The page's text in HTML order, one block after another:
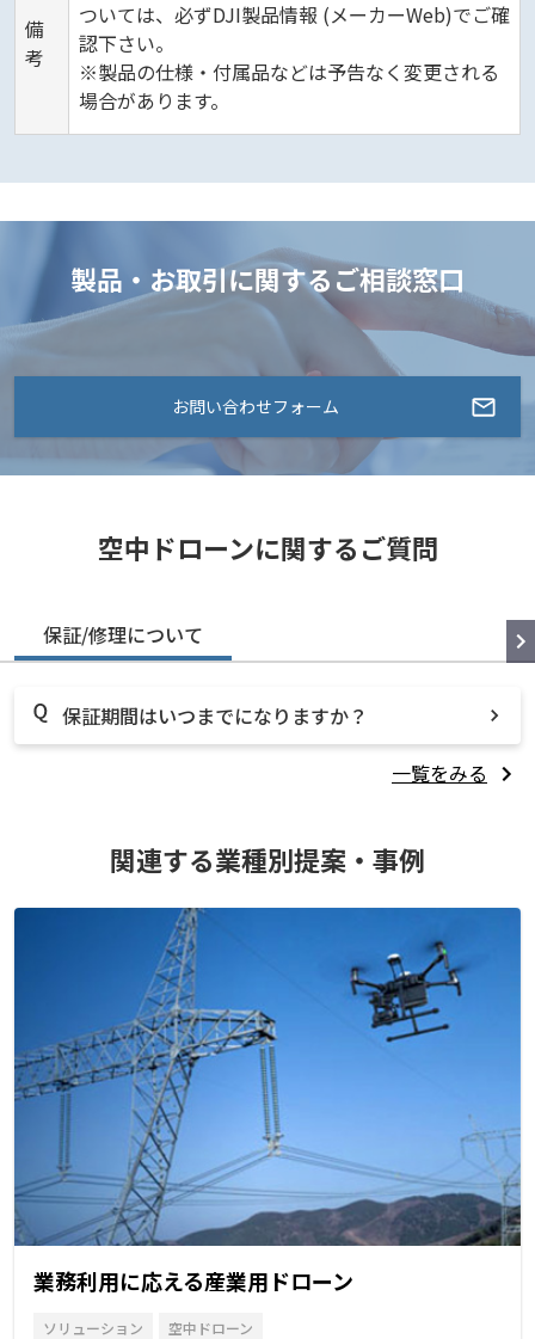
備
考
ついては、必ずDJI製品情報 (メーカーWeb)でご確
認下さい。
※製品の仕様・付属品などは予告なく変更される
場合があります。
製品・お取引に関するご相談窓口
お問い合わせフォーム
空中ドローンに関するご質問
保証/修理について
保証期間はいつまでになりますか？
一覧をみる
関連する業種別提案・事例
業務利用に応える産業用ドローン
ソリューション 空中ドローン